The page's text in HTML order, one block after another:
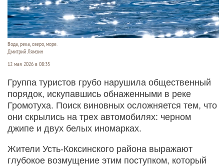
Вода, река, озеро, море.
Дмитрий Лямзин
12 мая 2026 в 08:35
Группа туристов грубо нарушила общественный
порядок, искупавшись обнаженными в реке
Громотуха. Поиск виновных осложняется тем, что
они скрылись на трех автомобилях: черном
джипе и двух белых иномарках.
Жители Усть-Коксинского района выражают
глубокое возмущение этим поступком, который